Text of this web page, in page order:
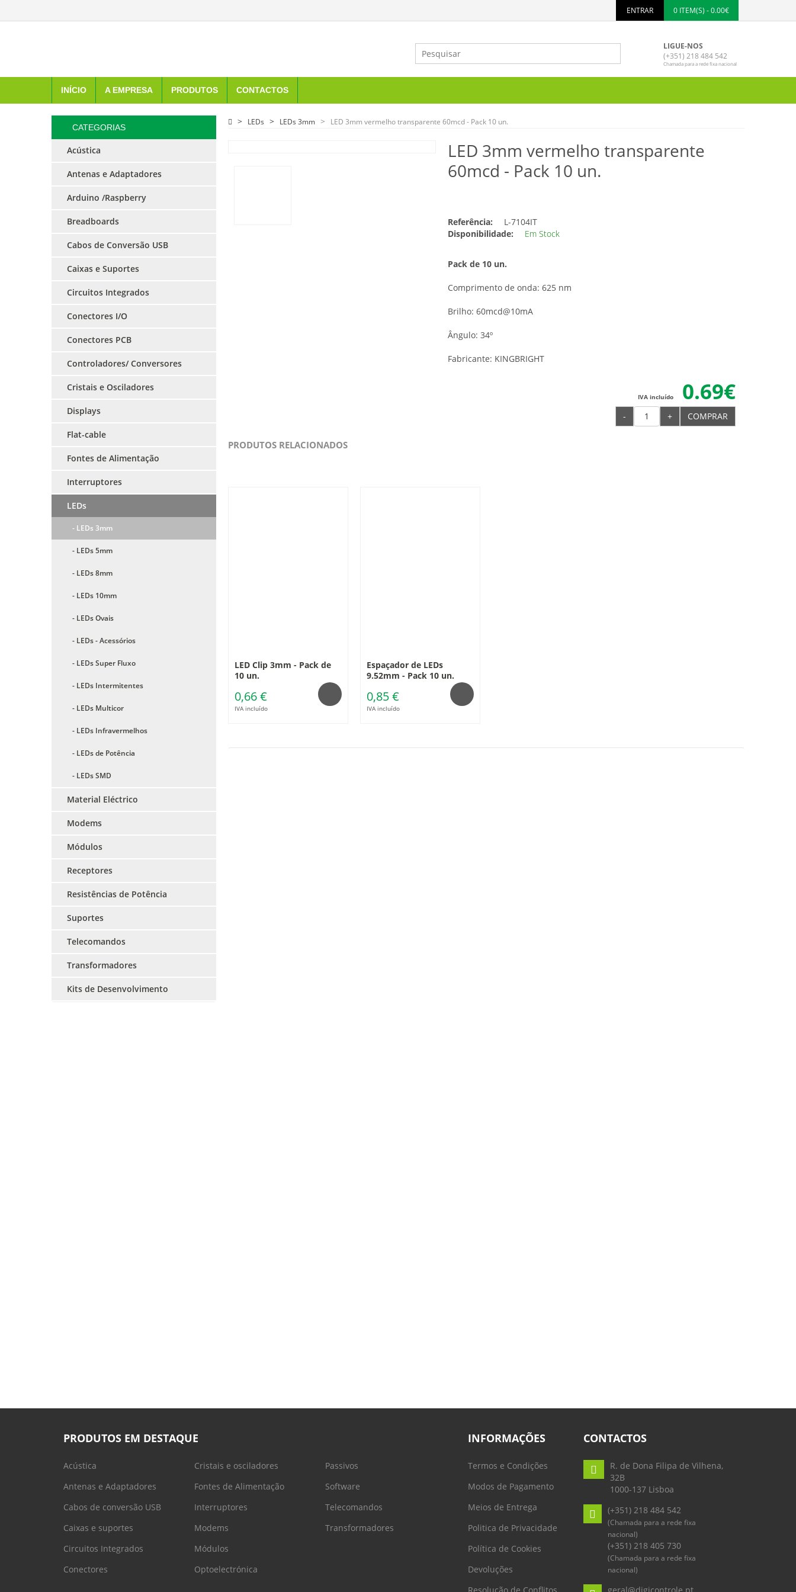
ENTRAR 0 ITEM(S) - 0.00€
LIGUE-NOS
(+351) 218 484 542
Chamada para a rede fixa nacional
INÍCIO A EMPRESA PRODUTOS CONTACTOS
CATEGORIAS
Acústica
Antenas e Adaptadores
Arduino /Raspberry
Breadboards
Cabos de Conversão USB
Caixas e Suportes
Circuitos Integrados
Conectores I/O
Conectores PCB
Controladores/ Conversores
Cristais e Osciladores
Displays
Flat-cable
Fontes de Alimentação
Interruptores
LEDs
- LEDs 3mm
- LEDs 5mm
- LEDs 8mm
- LEDs 10mm
- LEDs Ovais
- LEDs - Acessórios
- LEDs Super Fluxo
- LEDs Intermitentes
- LEDs Multicor
- LEDs Infravermelhos
- LEDs de Potência
- LEDs SMD
Material Eléctrico
Modems
Módulos
Receptores
Resistências de Potência
Suportes
Telecomandos
Transformadores
Kits de Desenvolvimento
LEDs LEDs 3mm LED 3mm vermelho transparente 60mcd - Pack 10 un.
LED 3mm vermelho transparente
60mcd - Pack 10 un.
Referência:
L-7104IT
Disponibilidade:
Em Stock
Pack de 10 un.
Comprimento de onda: 625 nm
Brilho: 60mcd@10mA
Ângulo: 34º
Fabricante: KINGBRIGHT
0.69€
IVA incluído
- + COMPRAR
PRODUTOS RELACIONADOS
LED Clip 3mm - Pack de
10 un.
0,66 €
IVA incluído
Espaçador de LEDs
9.52mm - Pack 10 un.
0,85 €
IVA incluído
PRODUTOS EM DESTAQUE
Acústica
Antenas e Adaptadores
Cabos de conversão USB
Caixas e suportes
Circuitos Integrados
Conectores
Cristais e osciladores
Fontes de Alimentação
Interruptores
Modems
Módulos
Optoelectrónica
Passivos
Software
Telecomandos
Transformadores
INFORMAÇÕES
Termos e Condições
Modos de Pagamento
Meios de Entrega
Politica de Privacidade
Política de Cookies
Devoluções
CONTACTOS
R. de Dona Filipa de Vilhena,
32B
1000-137 Lisboa
(+351) 218 484 542
(Chamada para a rede fixa
nacional)
(+351) 218 405 730
(Chamada para a rede fixa
nacional)